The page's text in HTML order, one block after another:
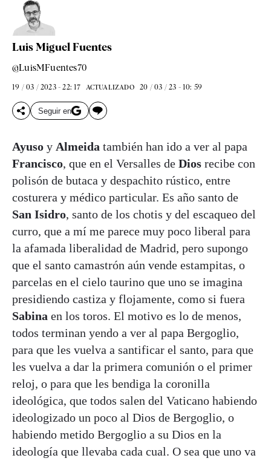
Luis Miguel Fuentes
@LuisMFuentes70
19 / 03 / 2023 - 22: 17 ACTUALIZADO 20 / 03 / 23 - 10: 59
Seguir en
Ayuso y Almeida también han ido a ver al papa
Francisco, que en el Versalles de Dios recibe con
polisón de butaca y despachito rústico, entre
costurera y médico particular. Es año santo de
San Isidro, santo de los chotis y del escaqueo del
curro, que a mí me parece muy poco liberal para
la afamada liberalidad de Madrid, pero supongo
que el santo camastrón aún vende estampitas, o
parcelas en el cielo taurino que uno se imagina
presidiendo castiza y flojamente, como si fuera
Sabina en los toros. El motivo es lo de menos,
todos terminan yendo a ver al papa Bergoglio,
para que les vuelva a santificar el santo, para que
les vuelva a dar la primera comunión o el primer
reloj, o para que les bendiga la coronilla
ideológica, que todos salen del Vaticano habiendo
ideologizado un poco al Dios de Bergoglio, o
habiendo metido Bergoglio a su Dios en la
ideología que llevaba cada cual. O sea que uno va